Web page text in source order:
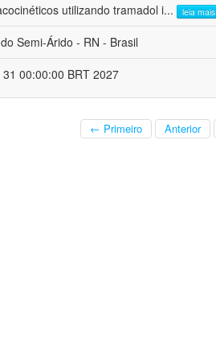
utilizando tramadol i... leia mais
Semi-Árido - RN - Brasil
00:00:00 BRT 2027
← Primeiro Anterior